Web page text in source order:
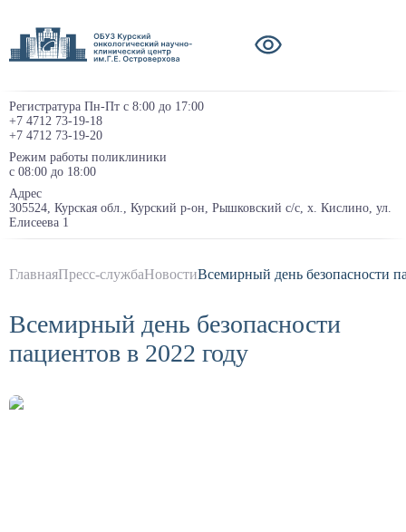
Регистратура Пн-Пт с 8:00 до 17:00
+7 4712 73-19-18
+7 4712 73-19-20
Режим работы поликлиники
с 08:00 до 18:00
Адрес
305524, Курская обл., Курский р-он, Рышковский с/с, х. Кислино, ул.
Елисеева 1
ГлавнаяПресс-службаНовостиВсемирный день безопасности
Всемирный день безопасности
пациентов в 2022 году